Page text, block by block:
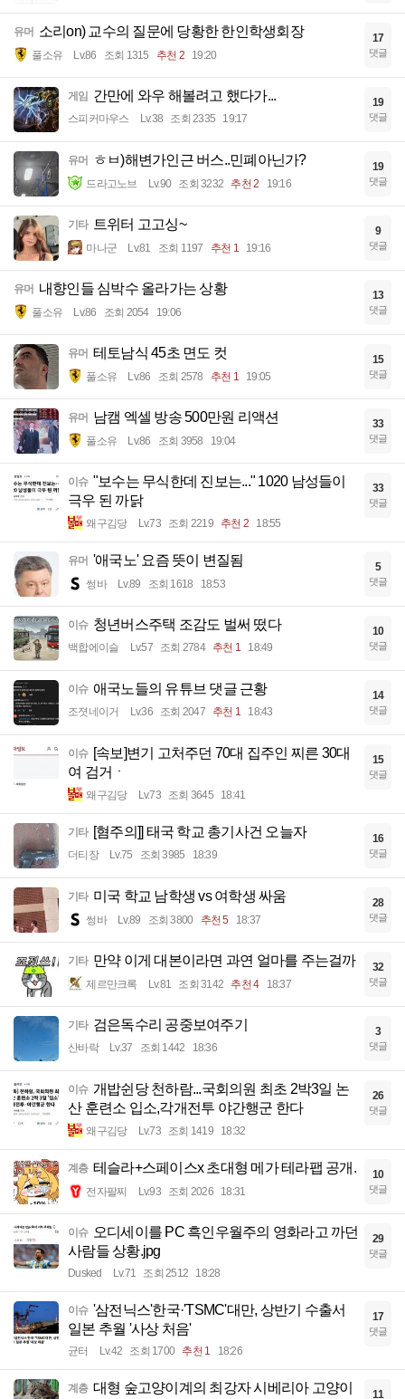
유머 소리on) 교수의 질문에 당황한 한인학생회장
풀소유 Lv.86 조회 1315 추천 2 19:20
17
댓글
게임 간만에 와우 해볼려고 했다가...
스피커마우스 Lv.38 조회 2335 19:17
19
댓글
유머 ㅎㅂ)해변가인근 버스..민폐아닌가?
드라고노브 Lv.90 조회 3232 추천 2 19:16
19
댓글
기타 트위터 고고싱~
마나군 Lv.81 조회 1197 추천 1 19:16
9
댓글
유머 내향인들 심박수 올라가는 상황
풀소유 Lv.86 조회 2054 19:06
13
댓글
유머 테토남식 45초 면도 컷
풀소유 Lv.86 조회 2578 추천 1 19:05
15
댓글
유머 남캠 엑셀 방송 500만원 리액션
풀소유 Lv.86 조회 3958 19:04
33
댓글
이슈 "보수는 무식한데 진보는..." 1020 남성들이
극우 된 까닭
왜구김당 Lv.73 조회 2219 추천 2 18:55
33
댓글
유머 '애국노' 요즘 뜻이 변질됨
썽바 Lv.89 조회 1618 18:53
5
댓글
이슈 청년버스주택 조감도 벌써 떴다
백합에이슬 Lv.57 조회 2784 추천 1 18:49
10
댓글
이슈 애국노들의 유튜브 댓글 근황
조졋네이거 Lv.36 조회 2047 추천 1 18:43
14
댓글
이슈 [속보]변기 고처주던 70대 집주인 찌른 30대
여 검거ㆍ
왜구김당 Lv.73 조회 3645 18:41
15
댓글
기타 [혐주의]] 태국 학교 총기사건 오늘자
더티장 Lv.75 조회 3985 18:39
16
댓글
기타 미국 학교 남학생 vs 여학생 싸움
썽바 Lv.89 조회 3800 추천 5 18:37
28
댓글
기타 만약 이게 대본이라면 과연 얼마를 주는걸까
제르만크록 Lv.81 조회 3142 추천 4 18:37
32
댓글
기타 검은독수리 공중보여주기
산바락 Lv.37 조회 1442 18:36
3
댓글
이슈 개밥쉰당 천하람...국회의원 최초 2박3일 논
산 훈련소 입소,각개전투 야간행군 한다
왜구김당 Lv.73 조회 1419 18:32
26
댓글
계층 테슬라+스페이스x 초대형 메가 테라팹 공개.
전자팔찌 Lv.93 조회 2026 18:31
10
댓글
이슈 오디세이를 PC 흑인우월주의 영화라고 까던
사람들 상황.jpg
Dusked Lv.71 조회 2512 18:28
29
댓글
이슈 '삼전닉스'한국·'TSMC'대만, 상반기 수출서
일본 추월 '사상 처음'
균터 Lv.42 조회 1700 추천 1 18:26
17
댓글
계층 대형 숲고양이계의 최강자 시베리아 고양이 11